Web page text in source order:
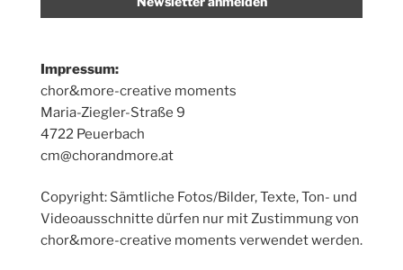
Impressum:
chor&more-creative moments
Maria-Ziegler-Straße 9
4722 Peuerbach
cm@chorandmore.at
Copyright: Sämtliche Fotos/Bilder, Texte, Ton- und
Videoausschnitte dürfen nur mit Zustimmung von
chor&more-creative moments verwendet werden.